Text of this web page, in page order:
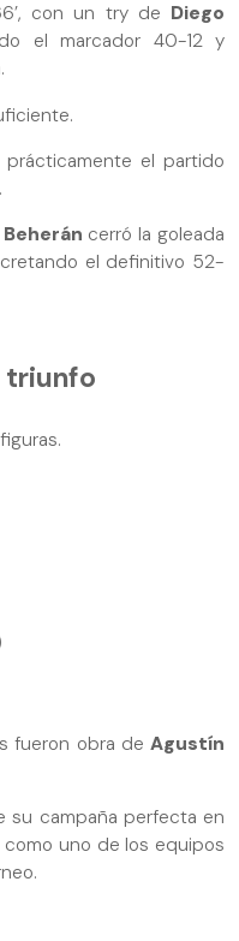
con un try de Diego
el marcador 40-12 y
prácticamente el partido
Beherán cerró la goleada
el definitivo 52-
triunfo
fueron obra de Agustín
su campaña perfecta en
como uno de los equipos